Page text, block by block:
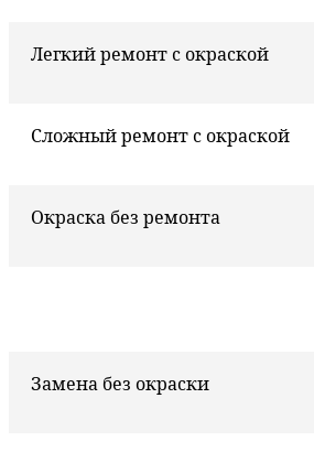
Легкий ремонт с окраской
Сложный ремонт с окраской
Окраска без ремонта
Замена без окраски